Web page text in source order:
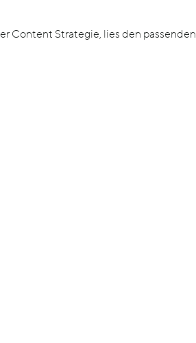
Content Strategie, lies den passenden